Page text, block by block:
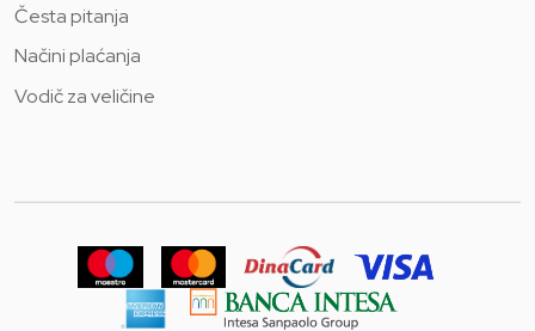
Česta pitanja
Načini plaćanja
Vodič za veličine